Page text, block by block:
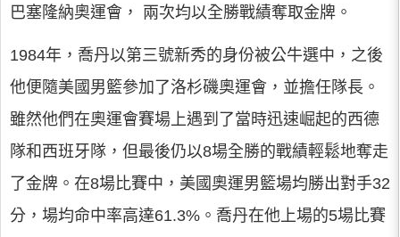
巴塞隆納奧運會， 兩次均以全勝戰績奪取金牌。
1984年，喬丹以第三號新秀的身份被公牛選中，之後
他便隨美國男籃參加了洛杉磯奧運會，並擔任隊長。
雖然他們在奧運會賽場上遇到了當時迅速崛起的西德
隊和西班牙隊，但最後仍以8場全勝的戰績輕鬆地奪走
了金牌。在8場比賽中，美國奧運男籃場均勝出對手32
分，場均命中率高達61.3%。喬丹在他上場的5場比賽